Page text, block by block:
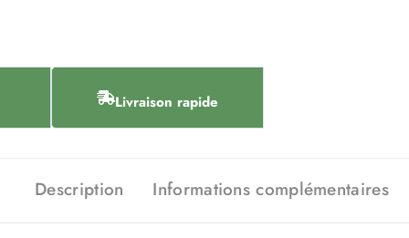
Livraison rapide
Description Informations complémentaires